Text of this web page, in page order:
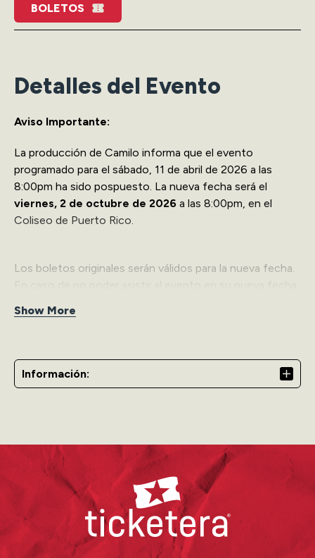
BOLETOS
Detalles del Evento
Aviso Importante:
La producción de Camilo informa que el evento
programado para el sábado, 11 de abril de 2026 a las
8:00pm ha sido pospuesto. La nueva fecha será el
viernes, 2 de octubre de 2026 a las 8:00pm, en el
Coliseo de Puerto Rico.
Los boletos originales serán válidos para la nueva fecha.
para solicitar reembolso a través de
Al adquirir boletos en una sección ADA (WH), el
Show More
Información:
Ticketera